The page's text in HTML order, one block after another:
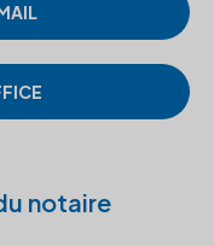
notaire